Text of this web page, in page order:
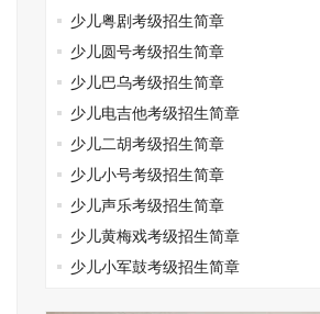
少儿粤剧考级招生简章
少儿圆号考级招生简章
少儿巴乌考级招生简章
少儿电吉他考级招生简章
少儿二胡考级招生简章
少儿小号考级招生简章
少儿声乐考级招生简章
少儿黄梅戏考级招生简章
少儿小军鼓考级招生简章